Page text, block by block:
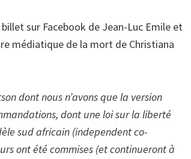
sur Facebook de Jean-Luc Emile et
médiatique de la mort de Christiana
dont nous n’avons que la version
dont une loi sur la liberté
sud africain (independent co-
ont été commises (et continueront à